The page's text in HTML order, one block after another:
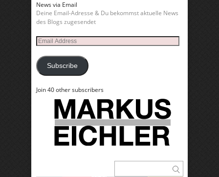
News via Email
Deine Email-Adresse & Du bekommst aktuelle News
des Blogs zugesendet
Email
Address
Subscribe
Join 40 other subscribers